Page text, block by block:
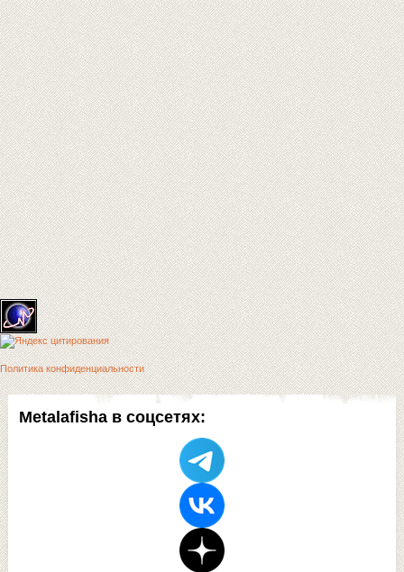
Metalafisha в соцсетях:
Политика конфиденциальности